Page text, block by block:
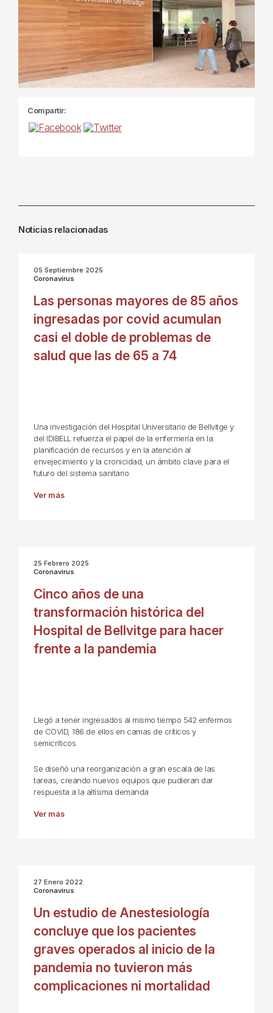
Compartir:
Noticias relacionadas
05 Septiembre 2025
Coronavirus
Las personas mayores de 85 años
ingresadas por covid acumulan
casi el doble de problemas de
salud que las de 65 a 74
Una investigación del Hospital Universitario de Bellvitge y
del IDIBELL refuerza el papel de la enfermería en la
planificación de recursos y en la atención al
envejecimiento y la cronicidad, un ámbito clave para el
futuro del sistema sanitario.
Ver más
25 Febrero 2025
Coronavirus
Cinco años de una
transformación histórica del
Hospital de Bellvitge para hacer
frente a la pandemia
Llegó a tener ingresados al mismo tiempo 542 enfermos
de COVID, 186 de ellos en camas de críticos y
semicríticos
Se diseñó una reorganización a gran escala de las
tareas, creando nuevos equipos que pudieran dar
respuesta a la altísima demanda
Ver más
27 Enero 2022
Coronavirus
Un estudio de Anestesiología
concluye que los pacientes
graves operados al inicio de la
pandemia no tuvieron más
complicaciones ni mortalidad